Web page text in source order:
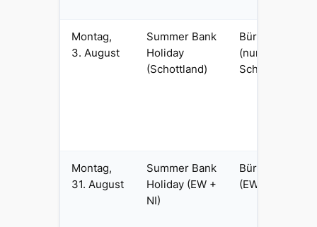
Montag,
3. August
Summer Bank
Holiday
(Schottland)
Bürgerlich
(nur
Schottland)
Montag,
31. August
Summer Bank
Holiday (EW +
NI)
Bürgerlich
(EW + NI)